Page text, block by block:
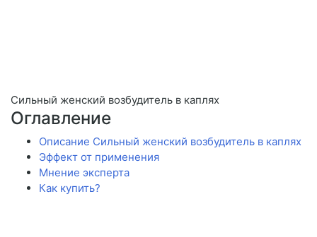
Сильный женский возбудитель в каплях
Оглавление
Описание Сильный женский возбудитель в каплях
Эффект от применения
Мнение эксперта
Как купить?